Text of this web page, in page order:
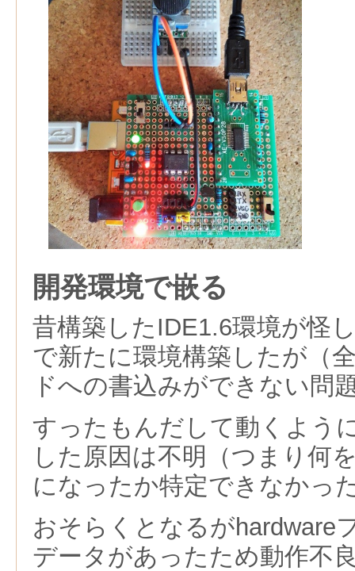
開発環境で嵌る
昔構築したIDE1.6環境が怪
で新たに環境構築したが（
ドへの書込みができない問
すったもんだして動くよう
した原因は不明（つまり何
になったか特定できなかっ
おそらくとなるがhardware
データがあったため動作不